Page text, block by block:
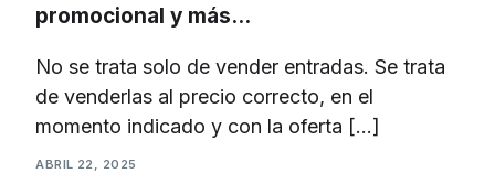
promocional y más…
No se trata solo de vender entradas. Se trata
de venderlas al precio correcto, en el
momento indicado y con la oferta […]
ABRIL 22, 2025